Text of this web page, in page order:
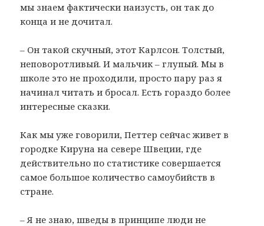
мы знаем фактически наизусть, он так до
конца и не дочитал.
– Он такой скучный, этот Карлсон. Толстый,
неповоротливый. И мальчик – глупый. Мы в
школе это не проходили, просто пару раз я
начинал читать и бросал. Есть гораздо более
интересные сказки.
Как мы уже говорили, Петтер сейчас живет в
городке Кируна на севере Швеции, где
действительно по статистике совершается
самое большое количество самоубийств в
стране.
– Я не знаю, шведы в принципе люди не